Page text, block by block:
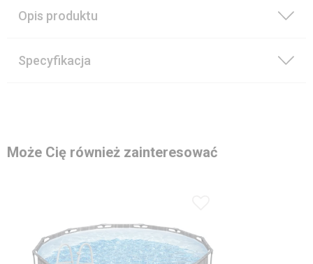
Opis produktu
Specyfikacja
Może Cię również zainteresować